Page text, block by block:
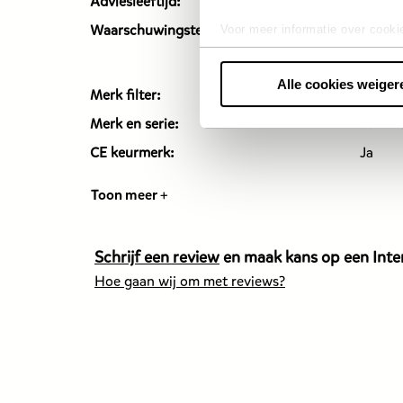
Voor meer informatie over
Alle cookies
Waarschuwingstekst:
Niet
onder
Merk filter:
LEGO
Merk en serie:
LEGO
CE keurmerk:
Ja
Toon meer +
Schrijf een reviewen maak kans op een
Hoe gaan wij om met reviews?